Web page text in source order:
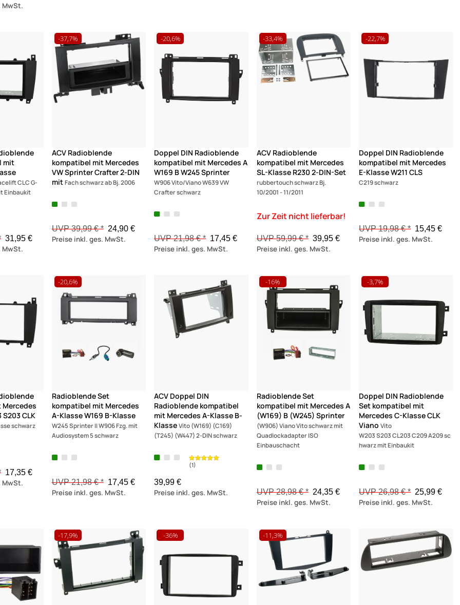
MwSt.
mit
CLC G-
Einbaukit
31,95 €
MwSt.
ACV Radioblende
kompatibel mit Mercedes
VW Sprinter Crafter 2-DIN
mit Fach schwarz ab Bj. 2006
UVP 39,99 € *24,90 €
-37,7%
Preise inkl. ges. MwSt.
Doppel DIN Radioblende
kompatibel mit Mercedes A
W169 B W245 Sprinter
W906 Vito/Viano W639 VW
Crafter schwarz
UVP 21,98 € *17,45 €
-20,6%
Preise inkl. ges. MwSt.
ACV Radioblende
kompatibel mit Mercedes
SL-Klasse R230 2-DIN-Set
rubbertouch schwarz Bj.
10/2001 - 11/2011
UVP 59,99 € *39,95 €
-33,4%
Preise inkl. ges. MwSt.
Doppel DIN Radioblende
kompatibel mit Mercedes
E-Klasse W211 CLS
C219 schwarz
UVP 19,98 € *15,45 €
-22,7%
Preise inkl. ges. MwSt.
CLK
schwarz
17,35 €
MwSt.
Radioblende Set
kompatibel mit Mercedes
A-Klasse W169 B-Klasse
W245 Sprinter II W906 Fzg. mit
Audiosystem 5 schwarz
UVP 21,98 € *17,45 €
-20,6%
Preise inkl. ges. MwSt.
ACV Doppel DIN
Radioblende kompatibel
mit Mercedes A-Klasse B-
Klasse Vito (W169) (C169)
(T245) (W447) 2-DIN schwarz
39,99 €
Preise inkl. ges. MwSt.
Radioblende Set
kompatibel mit Mercedes A
(W169) B (W245) Sprinter
(W906) Viano Vito schwarz mit
Quadlockadapter ISO
Einbauschacht
UVP 28,98 € *24,35 €
-16%
Preise inkl. ges. MwSt.
Doppel DIN Radioblende
Set kompatibel mit
Mercedes C-Klasse CLK
Viano Vito
W203 S203 CL203 C209 A209 sc
hwarz mit Einbaukit
UVP 26,98 € *25,99 €
-3,7%
Preise inkl. ges. MwSt.
-17,9% -36% -11,3%